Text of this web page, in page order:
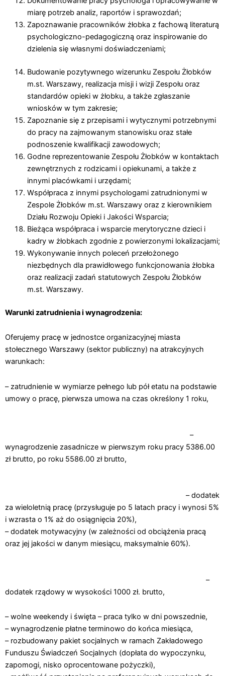
miarę potrzeb analiz, raportów i sprawozdań;
Zapoznawanie pracowników żłobka z fachową literaturą
psychologiczno-pedagogiczną oraz inspirowanie do
dzielenia się własnymi doświadczeniami;
Budowanie pozytywnego wizerunku Zespołu Żłobków
m.st. Warszawy, realizacja misji i wizji Zespołu oraz
standardów opieki w żłobku, a także zgłaszanie
wniosków w tym zakresie;
Zapoznanie się z przepisami i wytycznymi potrzebnymi
do pracy na zajmowanym stanowisku oraz stałe
podnoszenie kwalifikacji zawodowych;
Godne reprezentowanie Zespołu Żłobków w kontaktach
zewnętrznych z rodzicami i opiekunami, a także z
innymi placówkami i urzędami;
Współpraca z innymi psychologami zatrudnionymi w
Zespole Żłobków m.st. Warszawy oraz z kierownikiem
Działu Rozwoju Opieki i Jakości Wsparcia;
Bieżąca współpraca i wsparcie merytoryczne dzieci i
kadry w żłobkach zgodnie z powierzonymi lokalizacjami;
Wykonywanie innych poleceń przełożonego
niezbędnych dla prawidłowego funkcjonowania żłobka
oraz realizacji zadań statutowych Zespołu Żłobków
m.st. Warszawy.
Warunki zatrudnienia i wynagrodzenia:
Oferujemy pracę w jednostce organizacyjnej miasta
stołecznego Warszawy (sektor publiczny) na atrakcyjnych
warunkach:
– zatrudnienie w wymiarze pełnego lub pół etatu na podstawie
umowy o pracę, pierwsza umowa na czas określony 1 roku,
–
wynagrodzenie zasadnicze w pierwszym roku pracy 5386.00
zł brutto, po roku 5586.00 zł brutto,
– dodatek
za wieloletnią pracę (przysługuje po 5 latach pracy i wynosi 5%
i wzrasta o 1% aż do osiągnięcia 20%),
– dodatek motywacyjny (w zależności od obciążenia pracą
oraz jej jakości w danym miesiącu, maksymalnie 60%).
–
dodatek rządowy w wysokości 1000 zł. brutto,
– wolne weekendy i święta – praca tylko w dni powszednie,
– wynagrodzenie płatne terminowo do końca miesiąca,
– rozbudowany pakiet socjalnych w ramach Zakładowego
Funduszu Świadczeń Socjalnych (dopłata do wypoczynku,
zapomogi, nisko oprocentowane pożyczki),